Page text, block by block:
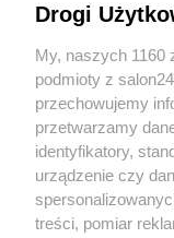
Sport
Społeczeństwo
Kultura
Drogi
My, naszych 1160
podmioty z
przechowujemy
przetwarzamy
identyfikatory,
urządzenie czy
treści, pomiar